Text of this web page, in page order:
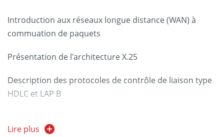
Introduction aux réseaux longue distance (WAN) à
commuation de paquets
Présentation de l'architecture X.25
Description des protocoles de contrôle de liaison type
HDLC et LAP B
Lire plus